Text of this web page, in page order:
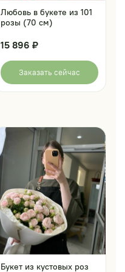
Любовь в букете из 101
розы (70 см)
15 896 ₽
Заказать сейчас
Букет из кустовых роз